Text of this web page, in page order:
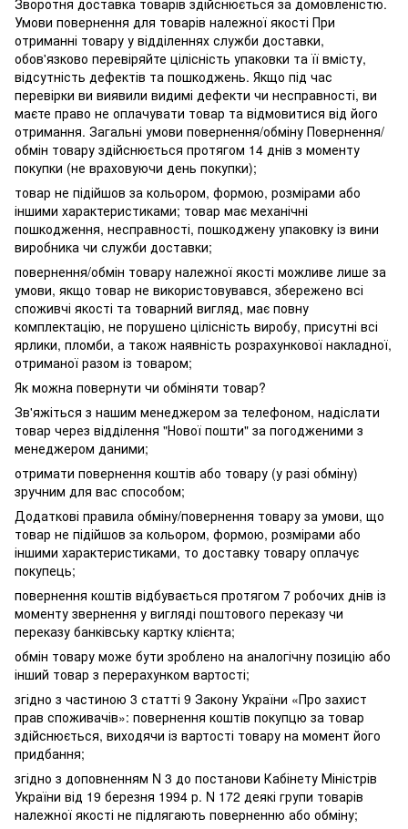
Умови повернення для товарів належної якості При
отриманні товару у відділеннях служби доставки,
обов'язково перевіряйте цілісність упаковки та її вмісту,
відсутність дефектів та пошкоджень. Якщо під час
перевірки ви виявили видимі дефекти чи несправності, ви
маєте право не оплачувати товар та відмовитися від його
отримання. Загальні умови повернення/обміну Повернення/
обмін товару здійснюється протягом 14 днів з моменту
покупки (не враховуючи день покупки);
товар не підійшов за кольором, формою, розмірами або
іншими характеристиками; товар має механічні
пошкодження, несправності, пошкоджену упаковку із вини
виробника чи служби доставки;
повернення/обмін товару належної якості можливе лише за
умови, якщо товар не використовувався, збережено всі
споживчі якості та товарний вигляд, має повну
комплектацію, не порушено цілісність виробу, присутні всі
ярлики, пломби, а також наявність розрахункової накладної,
отриманої разом із товаром;
Як можна повернути чи обміняти товар?
Зв'яжіться з нашим менеджером за телефоном, надіслати
товар через відділення "Нової пошти" за погодженими з
менеджером даними;
отримати повернення коштів або товару (у разі обміну)
зручним для вас способом;
Додаткові правила обміну/повернення товару за умови, що
товар не підійшов за кольором, формою, розмірами або
іншими характеристиками, то доставку товару оплачує
покупець;
повернення коштів відбувається протягом 7 робочих днів із
моменту звернення у вигляді поштового переказу чи
переказу банківську картку клієнта;
обмін товару може бути зроблено на аналогічну позицію або
інший товар з перерахунком вартості;
згідно з частиною 3 статті 9 Закону України «Про захист
прав споживачів»: повернення коштів покупцю за товар
здійснюється, виходячи із вартості товару на момент його
придбання;
згідно з доповненням N 3 до постанови Кабінету Міністрів
України від 19 березня 1994 р. N 172 деякі групи товарів
належної якості не підлягають поверненню або обміну;